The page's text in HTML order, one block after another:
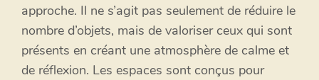
approche. Il ne s’agit pas seulement de réduire le
nombre d’objets, mais de valoriser ceux qui sont
présents en créant une atmosphère de calme et
de réflexion. Les espaces sont conçus pour